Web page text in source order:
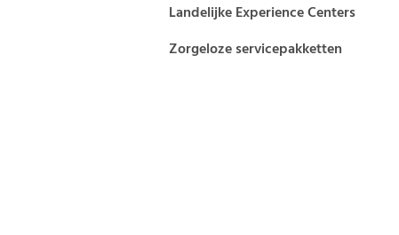
Landelijke Experience Centers
Zorgeloze servicepakketten